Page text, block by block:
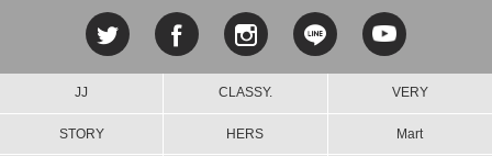
JJ CLASSY. VERY
STORY HERS Mart